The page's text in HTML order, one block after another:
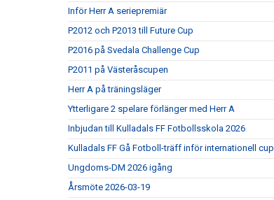
Inför Herr A seriepremiär
P2012 och P2013 till Future Cup
P2016 på Svedala Challenge Cup
P2011 på Västeråscupen
Herr A på träningsläger
Ytterligare 2 spelare förlänger med Herr A
Inbjudan till Kulladals FF Fotbollsskola 2026
Kulladals FF Gå Fotboll-träff inför internationell cup
Ungdoms-DM 2026 igång
Årsmöte 2026-03-19